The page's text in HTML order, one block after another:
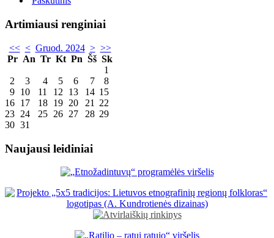
Artimiausi renginiai
<< < Gruod. 2024 > >>
Pr An Tr Kt Pn Šš Sk
1
2
3 4 5 6 7
8
9 10 11 12 13 14 15
16 17 18 19 20 21
22
23 24 25 26 27 28 29
30 31
Naujausi leidiniai